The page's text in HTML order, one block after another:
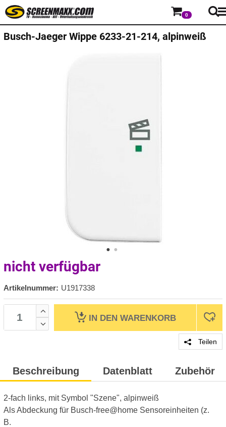
0
Busch-Jaeger Wippe 6233-21-214, alpinweiß
nicht verfügbar
Artikelnummer: U1917338
IN DEN WARENKORB
Teilen
Beschreibung Datenblatt Zubehör
2-fach links, mit Symbol "Szene", alpinweiß
Als Abdeckung für Busch-free@home Sensoreinheiten (z.
B.